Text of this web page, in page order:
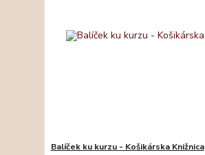
Balíček ku kurzu - Košikárska Knižnica